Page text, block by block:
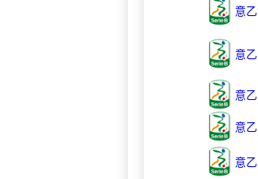
意乙
意乙
意乙
意乙
意乙